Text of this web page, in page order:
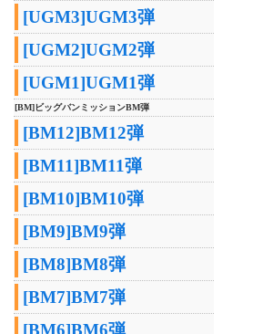
[UGM3]UGM3弾
[UGM2]UGM2弾
[UGM1]UGM1弾
[BM]ビッグバンミッションBM弾
[BM12]BM12弾
[BM11]BM11弾
[BM10]BM10弾
[BM9]BM9弾
[BM8]BM8弾
[BM7]BM7弾
[BM6]BM6弾